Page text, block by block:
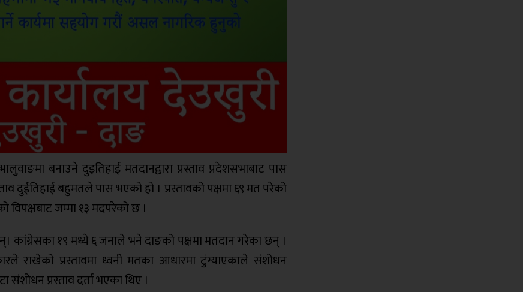
बनाउने दुइतिहाई मतदानद्वारा प्रस्ताव प्रदेशसभाबाट पास
दुईतिहाई बहुमतले पास भएको हो । प्रस्तावको पक्षमा ६९ मत परेको
विपक्षबाट जम्मा १३ मदपरेको छ ।
कांग्रेसका १९ मध्ये ६ जनाले भने दाङको पक्षमा मतदान गरेका छन् ।
राखेको प्रस्तावमा ध्वनी मतका आधारमा टुंग्याएकाले संशोधन
संशोधन प्रस्ताव दर्ता भएका थिए ।